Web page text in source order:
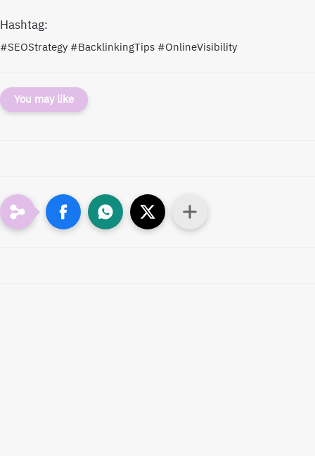
Hashtag:
#SEOStrategy #BacklinkingTips #OnlineVisibility
You may like